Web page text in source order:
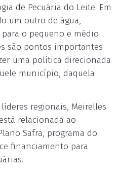
de Pecuária do Leite. Em
um outro de água,
o pequeno e médio
são pontos importantes
uma política direcionada
município, daquela
regionais, Meirelles
relacionada ao
Safra, programa do
financiamento para